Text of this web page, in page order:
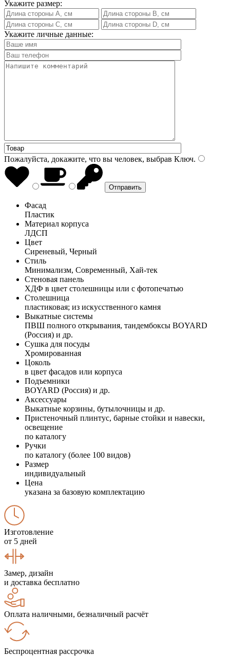
Укажите размер:
Укажите личные данные:
Пожалуйста, докажите, что вы человек, выбрав Ключ.
Фасад
Пластик
Материал корпуса
ЛДСП
Цвет
Сиреневый, Черный
Стиль
Минимализм, Современный, Хай-тек
Стеновая панель
ХДФ в цвет столешницы или с фотопечатью
Столешница
пластиковая; из искусственного камня
Выкатные системы
ПВШ полного открывания, тандембоксы BOYARD
(Россия) и др.
Сушка для посуды
Хромированная
Цоколь
в цвет фасадов или корпуса
Подъемники
BOYARD (Россия) и др.
Аксессуары
Выкатные корзины, бутылочницы и др.
Пристеночный плинтус, барные стойки и навески,
освещение
по каталогу
Ручки
по каталогу (более 100 видов)
Размер
индивидуальный
Цена
указана за базовую комплектацию
Изготовление
от 5 дней
Замер, дизайн
и доставка бесплатно
Оплата наличными, безналичный расчёт
Беспроцентная рассрочка